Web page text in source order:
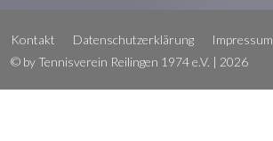
Kontakt Datenschutzerklärung
Impressum
© by Tennisverein Reilingen 1974 e.V. | 2026